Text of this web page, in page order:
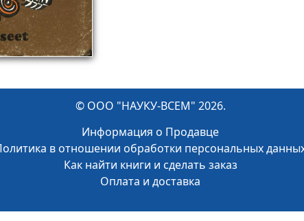
© ООО "НАУКУ-ВСЕМ" 2026.
Информация о Продавце
в отношении обработки персональных
Как найти книги и сделать заказ
Оплата и доставка